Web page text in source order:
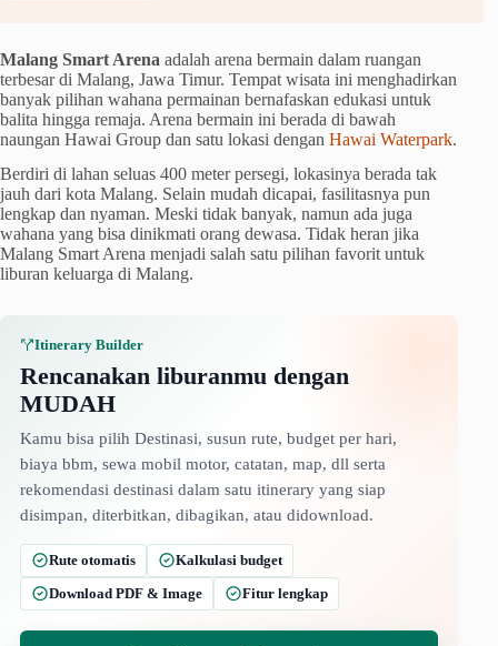
Malang Smart Arena adalah arena bermain dalam ruangan
terbesar di Malang, Jawa Timur. Tempat wisata ini menghadirkan
banyak pilihan wahana permainan bernafaskan edukasi untuk
balita hingga remaja. Arena bermain ini berada di bawah
naungan Hawai Group dan satu lokasi dengan Hawai Waterpark.
Berdiri di lahan seluas 400 meter persegi, lokasinya berada tak
jauh dari kota Malang. Selain mudah dicapai, fasilitasnya pun
lengkap dan nyaman. Meski tidak banyak, namun ada juga
wahana yang bisa dinikmati orang dewasa. Tidak heran jika
Malang Smart Arena menjadi salah satu pilihan favorit untuk
liburan keluarga di Malang.
Itinerary Builder
Rencanakan liburanmu dengan
MUDAH
Kamu bisa pilih Destinasi, susun rute, budget per hari,
biaya bbm, sewa mobil motor, catatan, map, dll serta
rekomendasi destinasi dalam satu itinerary yang siap
disimpan, diterbitkan, dibagikan, atau didownload.
Rute otomatis
Kalkulasi budget
Download PDF & Image
Fitur lengkap